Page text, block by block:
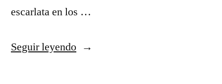
escarlata en los …
Seguir leyendo«camisetas